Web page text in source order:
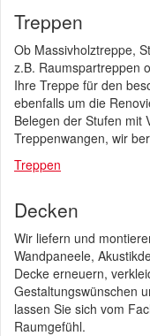
Treppen
Ob Massivholztreppe,
z.B. Raumspartreppen
Ihre Treppe für den
ebenfalls um die
Belegen der Stufen mit
Treppenwangen, wir
Treppen
Decken
Wir liefern und
Wandpaneele,
Decke erneuern,
Gestaltungswünschen
lassen Sie sich vom
Raumgefühl.